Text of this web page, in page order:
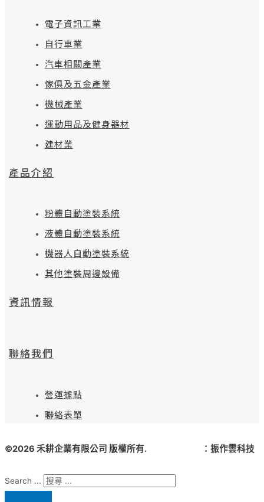
電子資訊工業
自行車業
汽車相關產業
傢俱及五金產業
機械產業
運動用品及健身器材
建材業
產品介紹
粉體自動塗裝系統
液體自動塗裝系統
機器人自動塗裝系統
其他塗裝周邊設備
資訊情報
聯絡我們
營運據點
聯絡表單
©2026 禾耕企業有限公司 版權所有. ：振作雲科技
Search ...